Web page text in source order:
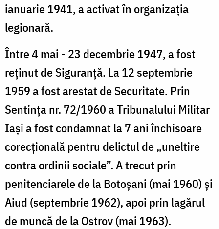
ianuarie 1941, a activat în organizația
legionară.
Între 4 mai - 23 decembrie 1947, a fost
reținut de Siguranță. La 12 septembrie
1959 a fost arestat de Securitate. Prin
Sentința nr. 72/1960 a Tribunalului Militar
Iași a fost condamnat la 7 ani închisoare
corecțională pentru delictul de „uneltire
contra ordinii sociale”. A trecut prin
penitenciarele de la Botoșani (mai 1960) și
Aiud (septembrie 1962), apoi prin lagărul
de muncă de la Ostrov (mai 1963).